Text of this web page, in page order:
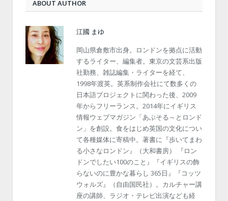
ABOUT AUTHOR
江國 まゆ
岡山県倉敷市出身。ロンドンを拠点に活動
するライター、編集者。東京の文芸系出版
社勤務、雑誌編集・ライターを経て、
1998年渡英。英系制作会社にて数多くの
日本語プロジェクトに関わった後、2009
年からフリーランス。2014年にイギリス
情報ウェブマガジン「あぶそる～とロンド
ン」を創設。食をはじめ英国の文化につい
て各種媒体に寄稿中。著書に『歩いてまわ
る小さなロンドン』（大和書房） 『ロン
ドンでしたい100のこと』『イギリスの飾
らないのに豊かな暮らし 365日』『コッツ
ウォルズ』（自由国民社）。カルチャー講
座の講師、ラジオ・テレビ出演なども経